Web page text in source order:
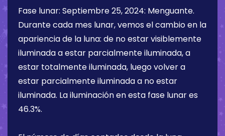
Fase lunar: Septiembre 25, 2024: Menguante.
Durante cada mes lunar, vemos el cambio en la
apariencia de la luna: de no estar visiblemente
iluminada a estar parcialmente iluminada, a
estar totalmente iluminada, luego volver a
estar parcialmente iluminada a no estar
iluminada. La iluminación en esta fase lunar es
46.3%.